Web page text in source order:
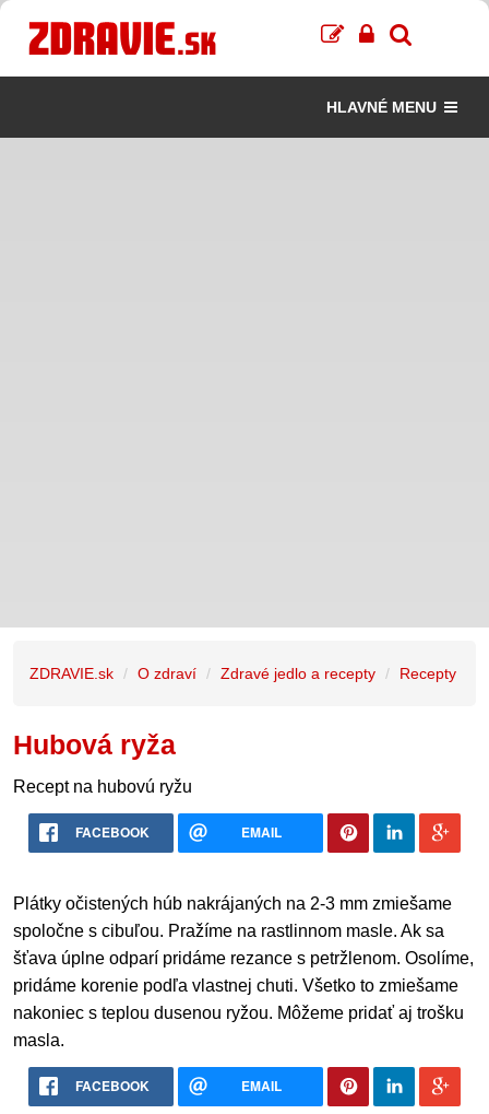
HLAVNÉ MENU
ZDRAVIE.sk O zdraví Zdravé jedlo a recepty Recepty
Hubová ryža
Recept na hubovú ryžu
FACEBOOK EMAIL
Plátky očistených húb nakrájaných na 2-3 mm zmiešame
spoločne s cibuľou. Pražíme na rastlinnom masle. Ak sa
šťava úplne odparí pridáme rezance s petržlenom. Osolíme,
pridáme korenie podľa vlastnej chuti. Všetko to zmiešame
nakoniec s teplou dusenou ryžou. Môžeme pridať aj trošku
masla.
FACEBOOK EMAIL